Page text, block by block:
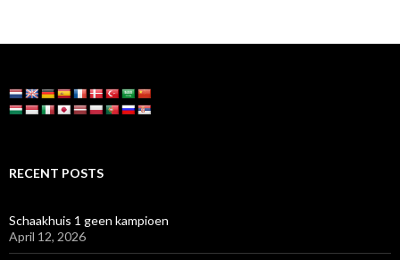
RECENT POSTS
Schaakhuis 1 geen kampioen
April 12, 2026